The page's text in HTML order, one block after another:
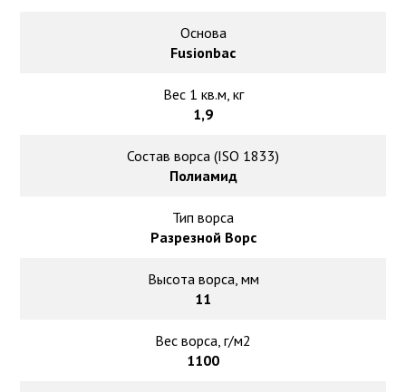
Основа
Fusionbac
Вес 1 кв.м, кг
1,9
Состав ворса (ISO 1833)
Полиамид
Тип ворса
Разрезной Ворс
Высота ворса, мм
11
Вес ворса, г/м2
1100